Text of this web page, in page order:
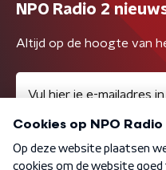
NPO Radio 2
Altijd op de hoogte van